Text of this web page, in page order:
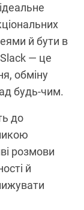
й бути в
Slack — це
обміну
будь-чим.
до
розмови
й